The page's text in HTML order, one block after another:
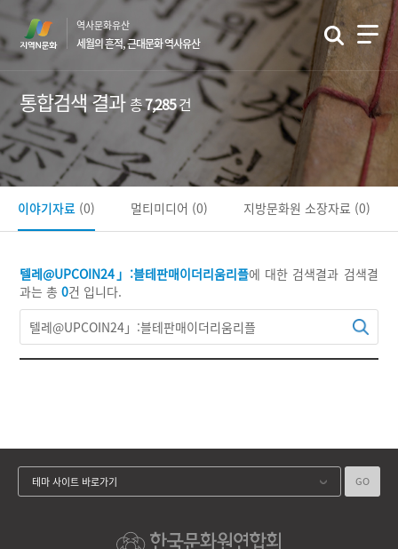
문
바
로
기
역사문화유산
세월의 흔적, 근대문화 역사유산
통합검색 결과총7,285건
텔레@UPCOIN24」:블테판매이더리움리플에 대한 검색결과 검색결
과는 총0건 입니다.
이야기자료 (0) 멀티미디어 (0) 지방문화원 소장자료 (0)
테마 사이트 바로가기 GO